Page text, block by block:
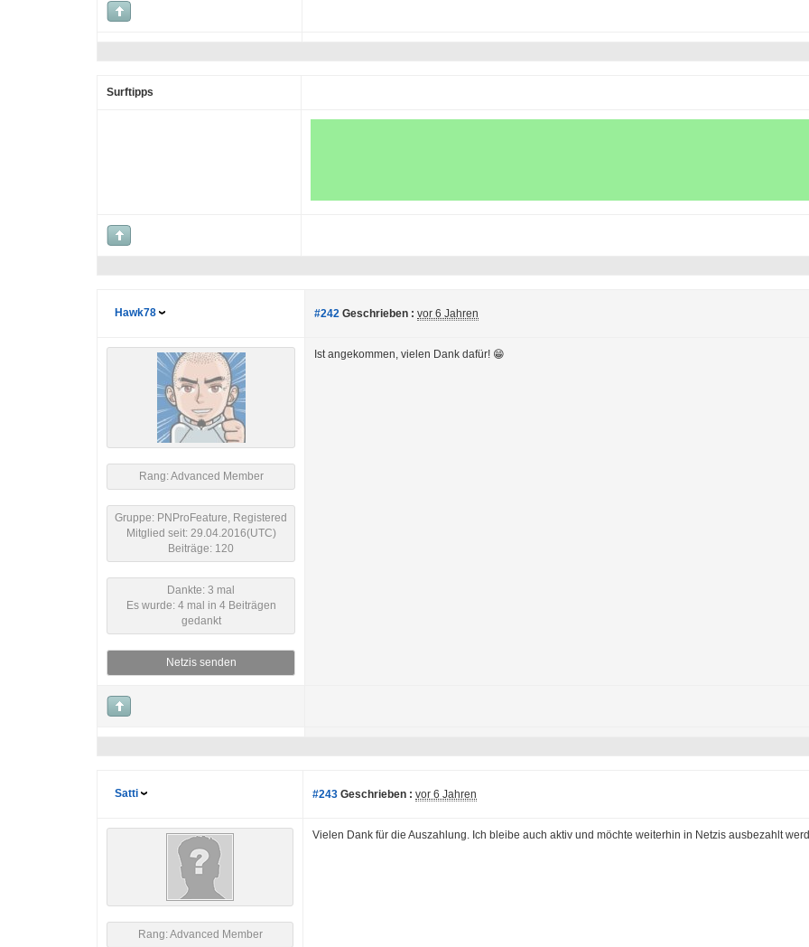
Surftipps
Hawk78 #242 Geschrieben : vor 6 Jahren
Rang: Advanced Member
Gruppe: PNProFeature, Registered
Mitglied seit: 29.04.2016(UTC)
Beiträge: 120
Dankte: 3 mal
Es wurde: 4 mal in 4 Beiträgen
gedankt
Netzis senden
Ist angekommen, vielen Dank dafür! 😁
Satti #243 Geschrieben : vor 6 Jahren
Rang: Advanced Member
Vielen Dank für die Auszahlung. Ich bleibe auch aktiv und möchte weiterhin in Netzis ausbezahlt